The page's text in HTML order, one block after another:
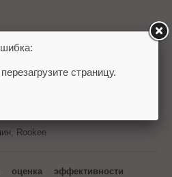
Rookee
оценка эффективности
страницу.